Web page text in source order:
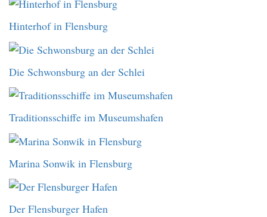
Hinterhof in Flensburg
Die Schwonsburg an der Schlei
Traditionsschiffe im Museumshafen
Marina Sonwik in Flensburg
Der Flensburger Hafen